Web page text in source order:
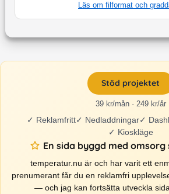
Läs om filformat och
Stöd projektet
39 kr/mån · 249 kr/år
✓ Reklamfritt✓ Nedladdningar✓
✓ Kioskläge
En sida byggd med omsorg
temperatur.nu är och har varit ett
prenumerant får du en reklamfri
— och jag kan fortsätta utveckla